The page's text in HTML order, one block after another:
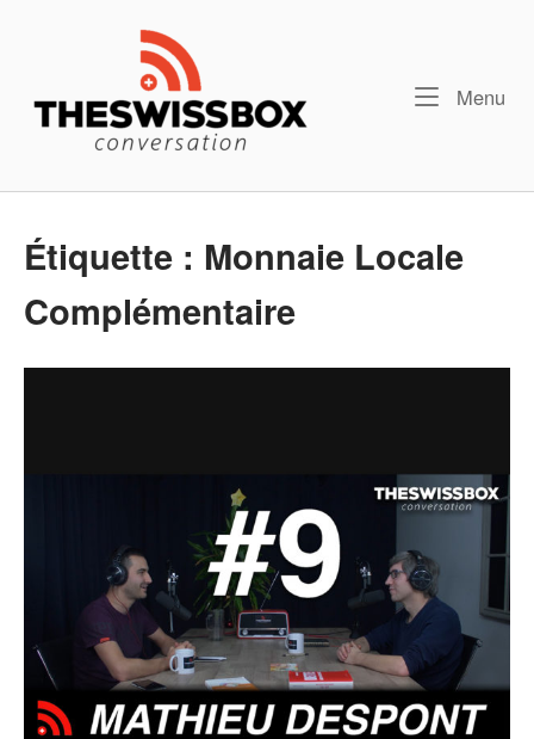
Menu
Étiquette : Monnaie Locale
Complémentaire